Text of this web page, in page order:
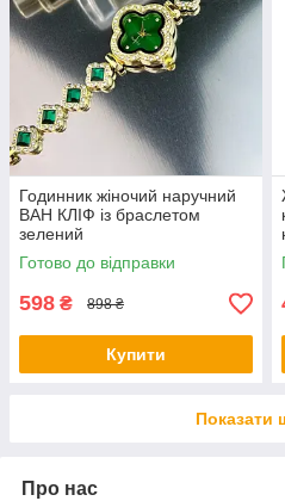
Годинник жіночий наручний
ВАН КЛІФ із браслетом
зелений
Готово до відправки
598 ₴ 898 ₴
Купити
Показати
Про нас